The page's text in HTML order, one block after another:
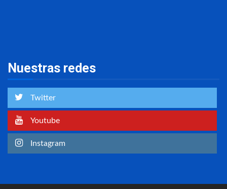
Nuestras redes
Twitter
Youtube
Instagram